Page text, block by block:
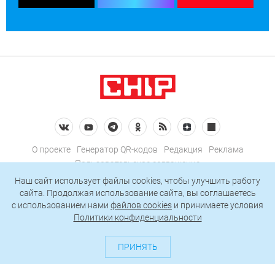
О проекте Генератор QR-кодов Редакция
Реклама
Пользовательское соглашение
Политика конфиденциальности
Подписаться на рассылку
127018, Москва, ул. Полковая, д. 3, стр. 4, помещение I, комн. 23
Наш сайт использует файлы cookies, чтобы улучшить работу
сайта. Продолжая использование сайта, вы соглашаетесь
c использованием нами файлов cookies и принимаете условия
Политики конфиденциальности
ПРИНЯТЬ